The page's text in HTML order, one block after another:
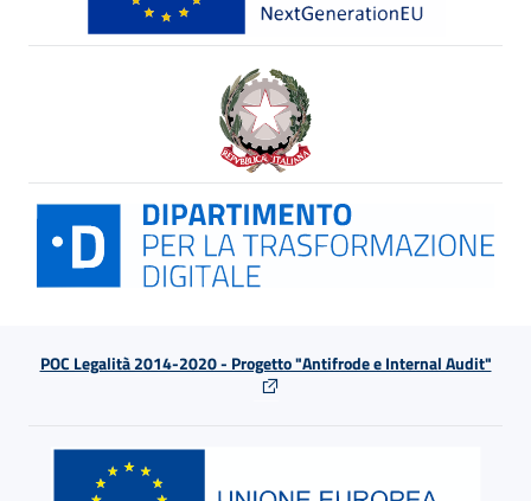
POC Legalità 2014-2020 - Progetto "Antifrode e Internal Audit"